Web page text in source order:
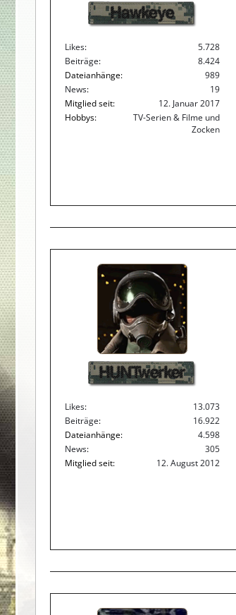
Hawkeye
Likes
5.728
Beiträge
8.424
Dateianhänge
989
News
19
Mitglied seit
12. Januar 2017
Hobbys
TV-Serien & Filme und
Zocken
HUNTwerker
Likes
13.073
Beiträge
16.922
Dateianhänge
4.598
News
305
Mitglied seit
12. August 2012